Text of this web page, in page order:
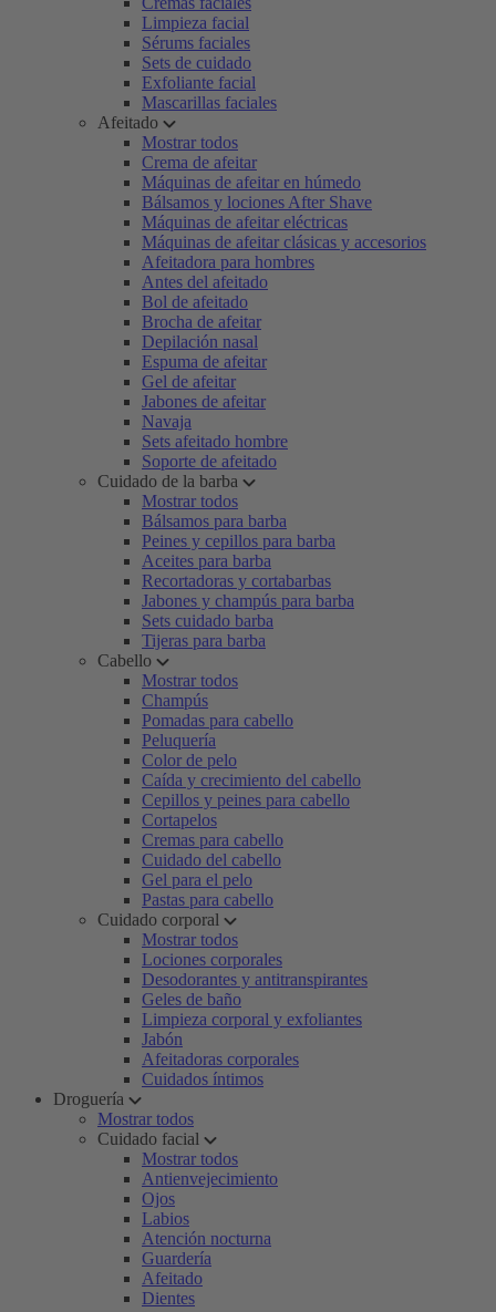
Limpieza facial
Sérums faciales
Sets de cuidado
Exfoliante facial
Mascarillas faciales
Afeitado
Mostrar todos
Crema de afeitar
Máquinas de afeitar en húmedo
Bálsamos y lociones After Shave
Máquinas de afeitar eléctricas
Máquinas de afeitar clásicas y accesorios
Afeitadora para hombres
Antes del afeitado
Bol de afeitado
Brocha de afeitar
Depilación nasal
Espuma de afeitar
Gel de afeitar
Jabones de afeitar
Navaja
Sets afeitado hombre
Soporte de afeitado
Cuidado de la barba
Mostrar todos
Bálsamos para barba
Peines y cepillos para barba
Aceites para barba
Recortadoras y cortabarbas
Jabones y champús para barba
Sets cuidado barba
Tijeras para barba
Cabello
Mostrar todos
Champús
Pomadas para cabello
Peluquería
Color de pelo
Caída y crecimiento del cabello
Cepillos y peines para cabello
Cortapelos
Cremas para cabello
Cuidado del cabello
Gel para el pelo
Pastas para cabello
Cuidado corporal
Mostrar todos
Lociones corporales
Desodorantes y antitranspirantes
Geles de baño
Limpieza corporal y exfoliantes
Jabón
Afeitadoras corporales
Cuidados íntimos
Droguería
Mostrar todos
Cuidado facial
Mostrar todos
Antienvejecimiento
Ojos
Labios
Atención nocturna
Guardería
Afeitado
Dientes